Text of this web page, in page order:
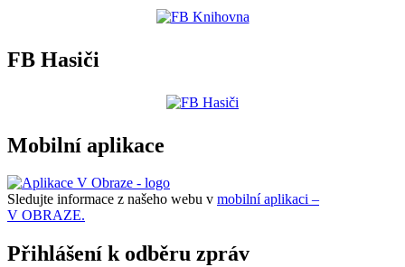
FB Hasiči
Mobilní aplikace
Sledujte informace z našeho webu v mobilní aplikaci –
V OBRAZE.
Přihlášení k odběru zpráv